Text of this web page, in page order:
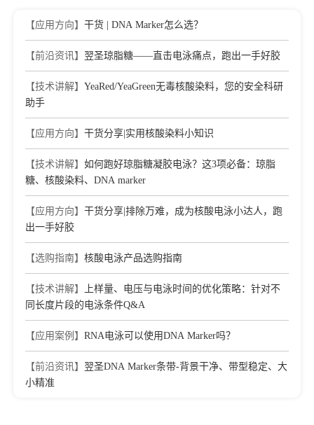
【应用方向】 干货 | DNA Marker怎么选？
【前沿资讯】 翌圣琼脂糖——直击电泳痛点，跑出一手好胶
【技术讲解】 YeaRed/YeaGreen无毒核酸染料，您的安全科研
助手
【应用方向】 干货分享|实用核酸染料小知识
【技术讲解】 如何跑好琼脂糖凝胶电泳？这3项必备：琼脂
糖、核酸染料、DNA marker
【应用方向】 干货分享|排除万难，成为核酸电泳小达人，跑
出一手好胶
【选购指南】 核酸电泳产品选购指南
【技术讲解】
上样量、电压与电泳时间的优化策略：针对不
同长度片段的电泳条件Q&A
【应用案例】 RNA电泳可以使用DNA Marker吗？
【前沿资讯】 翌圣DNA Marker条带-背景干净、带型稳定、大
小精准